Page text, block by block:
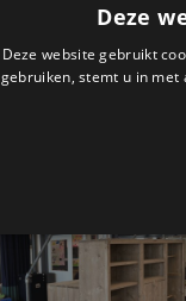
Toevoegen aan
winkelwagen
Deze
Deze website gebruikt
gebruiken, stemt u in met